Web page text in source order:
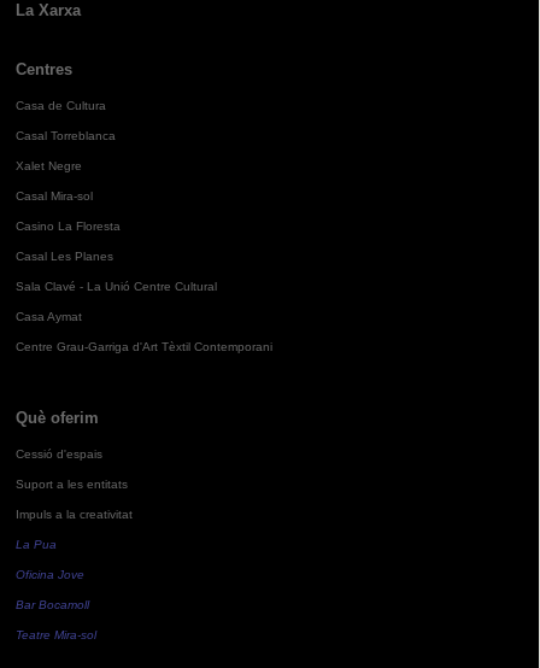
La Xarxa
Centres
Casa de Cultura
Casal Torreblanca
Xalet Negre
Casal Mira-sol
Casino La Floresta
Casal Les Planes
Sala Clavé - La Unió Centre Cultural
Casa Aymat
Centre Grau-Garriga d'Art Tèxtil Contemporani
Què oferim
Cessió d'espais
Suport a les entitats
Impuls a la creativitat
La Pua
Oficina Jove
Bar Bocamoll
Teatre Mira-sol